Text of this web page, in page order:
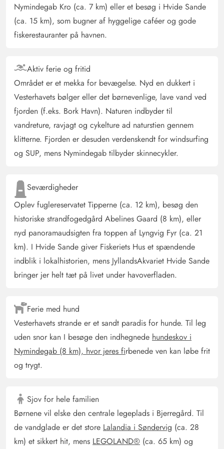
bordtennisbordet, og også spilleautomaten var meget
populær. Køkkenet var virkelig godt udstyret, men det
var ikke klart for os, at der ikke var skabe i de små rum
brugte vi en stor vandflaske.
Svenja Nissen
Deutschland
AI Oversat (Se oprindelig)
4.5 ud af 5
4.5 ud af 5
4.5 out of 5
08/03/2025
Feriehuset var simpelthen super for 4 voksne, 2 børn og
en hund! En familie kunne sove på anden etage, så man
Badeværelserne er meget moderne og tilbyder også
noget opbevaringsplads i skabene under vaskene. Kun
lugten fra kloakken var til tider lidt generende. Køkkenet
er moderne, lyst og har tilstrækkelig plads til at lave
mad. Store gryder og tilbehør er også til stede. Vi
medbragte en køkkenvægt. En ekstra bageplade til
pizzaaften ville have været nyttig. Sengene var
komfortable, og vi kunne slappe godt af om natten. I
stuen skinnede solen næsten hele dagen ind, hvilket ikke
sparede os nogle elomkostninger. På den første dag
brugte vi meget strøm for at varme huset op med
varmeblæsere... men det var ikke nødvendigt de
følgende dage. Vi tændte for badefass den anden dag
og brugte 10 timer, 5 sække træ og 2 pakker briketter
for at opvarme vandet... det var ikke særlig effektivt, for
var vandet, trods dækning, kølet så meget af, at man
ikke længere kunne bade (i hvert fald ikke varmt).
Entréen var super til at lade sandet og de beskidte sko
blive lige ved indgangen og ikke slæbe det hele ind i
Nymindegab Kro (ca. 7 km) eller et besøg i Hvide Sande
(ca. 15 km), som bugner af hyggelige caféer og gode
fiskerestauranter på havnen.
Aktiv ferie og fritid
Området er et mekka for bevægelse. Nyd en dukkert i
Vesterhavets bølger eller det børnevenlige, lave vand ved
fjorden (f.eks. Bork Havn). Naturen indbyder til
vandreture, ravjagt og cykelture ad naturstien gennem
klitterne. Fjorden er desuden verdenskendt for windsurfing
og SUP, mens Nymindegab tilbyder skinnecykler.
Seværdigheder
Oplev fuglereservatet Tipperne (ca. 12 km), besøg den
historiske strandfogedgård Abelines Gaard (8 km), eller
nyd panoramaudsigten fra toppen af Lyngvig Fyr (ca. 21
km). I Hvide Sande giver Fiskeriets Hus et spændende
indblik i lokalhistorien, mens JyllandsAkvariet Hvide Sande
bringer jer helt tæt på livet under havoverfladen.
Ferie med hund
Vesterhavets strande er et sandt paradis for hunde. Til leg
uden snor kan I besøge den indhegnede hundeskov i
Nymindegab (8 km), hvor jeres firbenede ven kan løbe frit
og trygt.
Sjov for hele familien
Børnene vil elske den centrale legeplads i Bjerregård. Til
de vandglade er det store Lalandia i Søndervig (ca. 28
km) et sikkert hit, mens LEGOLAND® (ca. 65 km) og